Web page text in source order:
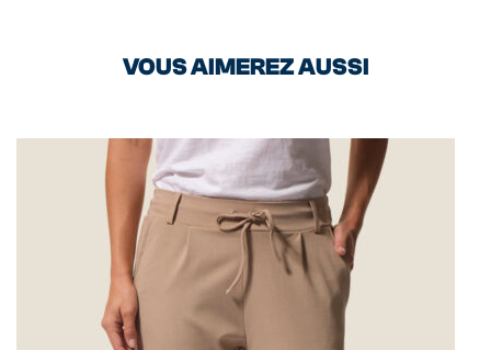
VOUS AIMEREZ AUSSI